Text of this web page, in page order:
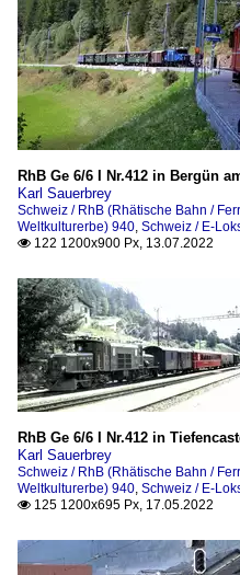
RhB Ge 6/6 I Nr.412 in Bergün
Karl Sauerbrey
Schweiz / RhB (Rhätische Bahn /
Weltkulturerbe) 940 Schweiz / E-
 122 1200x900 Px, 13.07.2022
RhB Ge 6/6 I Nr.412 in
Karl Sauerbrey
Schweiz / RhB (Rhätische Bahn /
Weltkulturerbe) 940 Schweiz / E-
 125 1200x695 Px, 17.05.2022